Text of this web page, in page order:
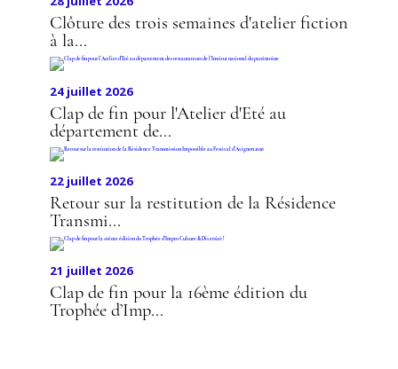
Clôture des trois semaines d'atelier fiction
à la...
24 juillet 2026
Clap de fin pour l'Atelier d'Eté au
département de...
22 juillet 2026
Retour sur la restitution de la Résidence
Transmi...
21 juillet 2026
Clap de fin pour la 16ème édition du
Trophée d’Imp...